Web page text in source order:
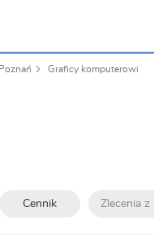
Poznań Graficy komputerowi
Cennik Zlecenia z